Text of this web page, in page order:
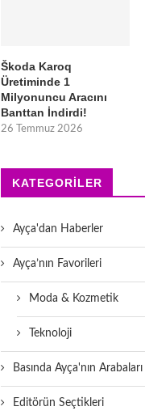
Škoda Karoq
Üretiminde 1
Milyonuncu Aracını
Banttan İndirdi!
26 Temmuz 2026
KATEGORILER
Ayça'dan Haberler
Ayça’nın Favorileri
Moda & Kozmetik
Teknoloji
Basında Ayça'nın Arabaları
Editörün Seçtikleri